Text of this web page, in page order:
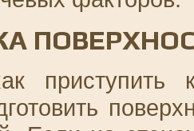
приступить